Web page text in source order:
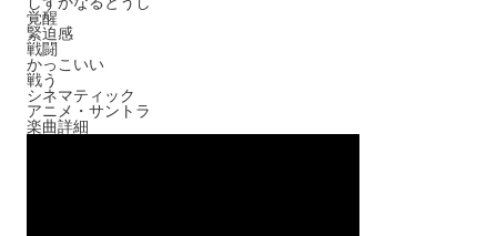
覚醒
緊迫感
戦闘
かっこいい
戦う
シネマティック
アニメ・サントラ
楽曲詳細